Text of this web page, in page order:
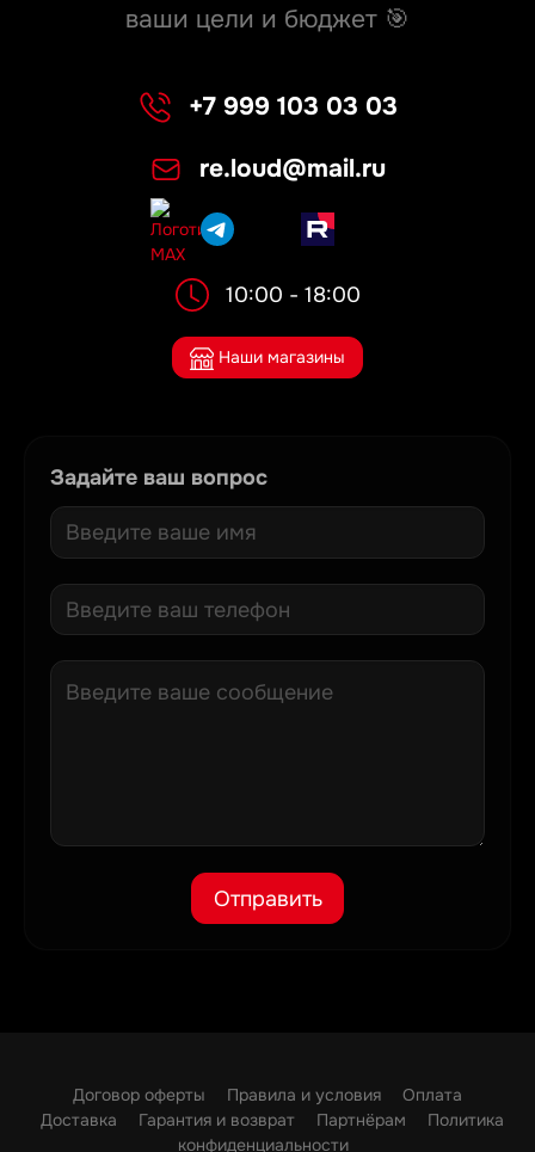
ваши цели и бюджет 🎯
+7 999 103 03 03
re.loud@mail.ru
10:00 - 18:00
Наши магазины
Задайте ваш вопрос
Отправить
Договор оферты Правила и условия
Оплата
Доставка
Гарантия и возврат Партнёрам
Политика
конфиденциальности